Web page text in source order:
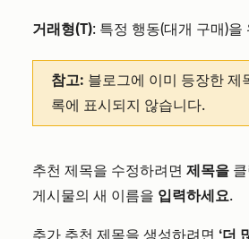
거래형(T): 특정 행동(대개 구매)을
참고: 블로그에 이미 등장한 제
록에 표시되지 않습니다.
추천 제목을 수정하려면 제목을
게시물의 새 이름을 입력하세요.
추가 추천 제목을 생성하려면 ‘더